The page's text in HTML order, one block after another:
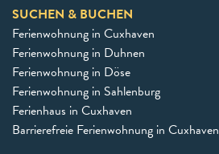
SUCHEN & BUCHEN
Ferienwohnung in Cuxhaven
Ferienwohnung in Duhnen
Ferienwohnung in Döse
Ferienwohnung in Sahlenburg
Ferienhaus in Cuxhaven
Barrierefreie Ferienwohnung in Cuxhaven